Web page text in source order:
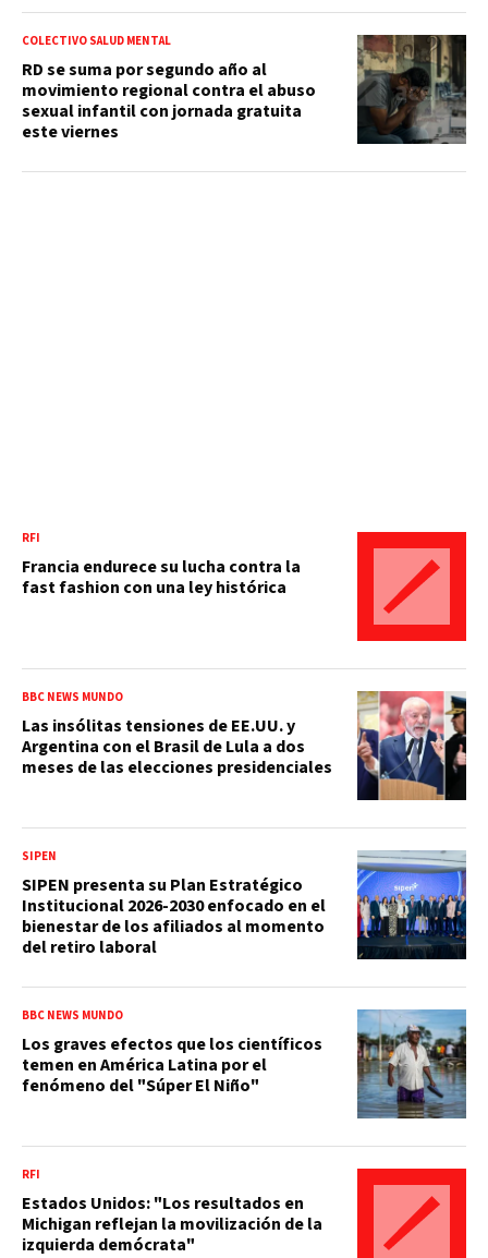
COLECTIVO SALUD MENTAL
RD se suma por segundo año al
movimiento regional contra el abuso
sexual infantil con jornada gratuita
este viernes
RFI
Francia endurece su lucha contra la
fast fashion con una ley histórica
BBC NEWS MUNDO
Las insólitas tensiones de EE.UU. y
Argentina con el Brasil de Lula a dos
meses de las elecciones presidenciales
SIPEN
SIPEN presenta su Plan Estratégico
Institucional 2026-2030 enfocado en el
bienestar de los afiliados al momento
del retiro laboral
BBC NEWS MUNDO
Los graves efectos que los científicos
temen en América Latina por el
fenómeno del "Súper El Niño"
RFI
Estados Unidos: "Los resultados en
Michigan reflejan la movilización de la
izquierda demócrata"